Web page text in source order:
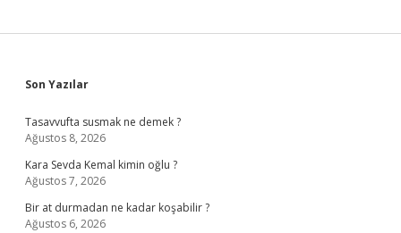
Sidebar
Son Yazılar
Tasavvufta susmak ne demek ?
Ağustos 8, 2026
Kara Sevda Kemal kimin oğlu ?
Ağustos 7, 2026
Bir at durmadan ne kadar koşabilir ?
Ağustos 6, 2026